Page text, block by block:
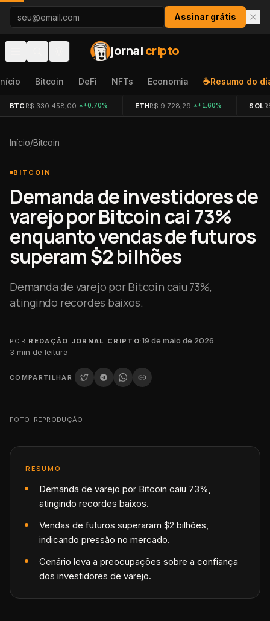
Pular para o conteúdo
Assinar grátis
jornalcripto
Bitcoin DeFi NFTs Economia ☕Resumo do
BTC R$ 330.458,00 +0.70% ETHR$ 9.728,29 +1.60% SOL
Início/Bitcoin
BITCOIN
Demanda de investidores de
varejo por Bitcoin cai 73%
enquanto vendas de futuros
superam $2 bilhões
Demanda de varejo por Bitcoin caiu 73%,
atingindo recordes baixos.
POR REDAÇÃO JORNAL CRIPTO·19 de maio de 2026·
3 min de leitura
COMPARTILHAR
FOTO: REPRODUÇÃO
RESUMO
Demanda de varejo por Bitcoin caiu 73%,
atingindo recordes baixos.
Vendas de futuros superaram $2 bilhões,
indicando pressão no mercado.
Cenário leva a preocupações sobre a confiança
dos investidores de varejo.